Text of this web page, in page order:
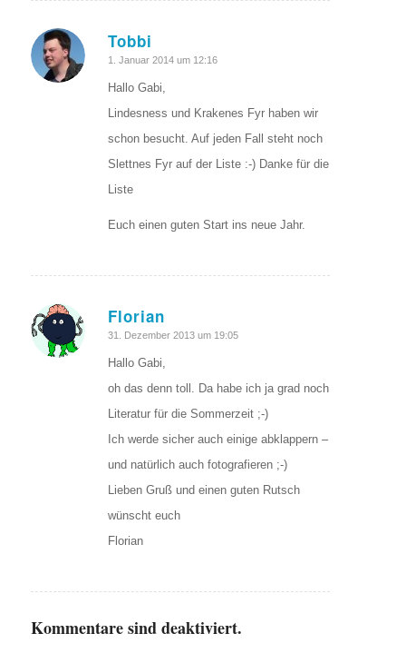
Tobbi
sagte:
1. Januar 2014 um 12:16
Hallo Gabi,
Lindesness und Krakenes Fyr haben wir
schon besucht. Auf jeden Fall steht noch
Slettnes Fyr auf der Liste :-) Danke für die
Liste
Euch einen guten Start ins neue Jahr.
Florian
sagte:
31. Dezember 2013 um 19:05
Hallo Gabi,
oh das denn toll. Da habe ich ja grad noch
Literatur für die Sommerzeit ;-)
Ich werde sicher auch einige abklappern –
und natürlich auch fotografieren ;-)
Lieben Gruß und einen guten Rutsch
wünscht euch
Florian
Kommentare sind deaktiviert.